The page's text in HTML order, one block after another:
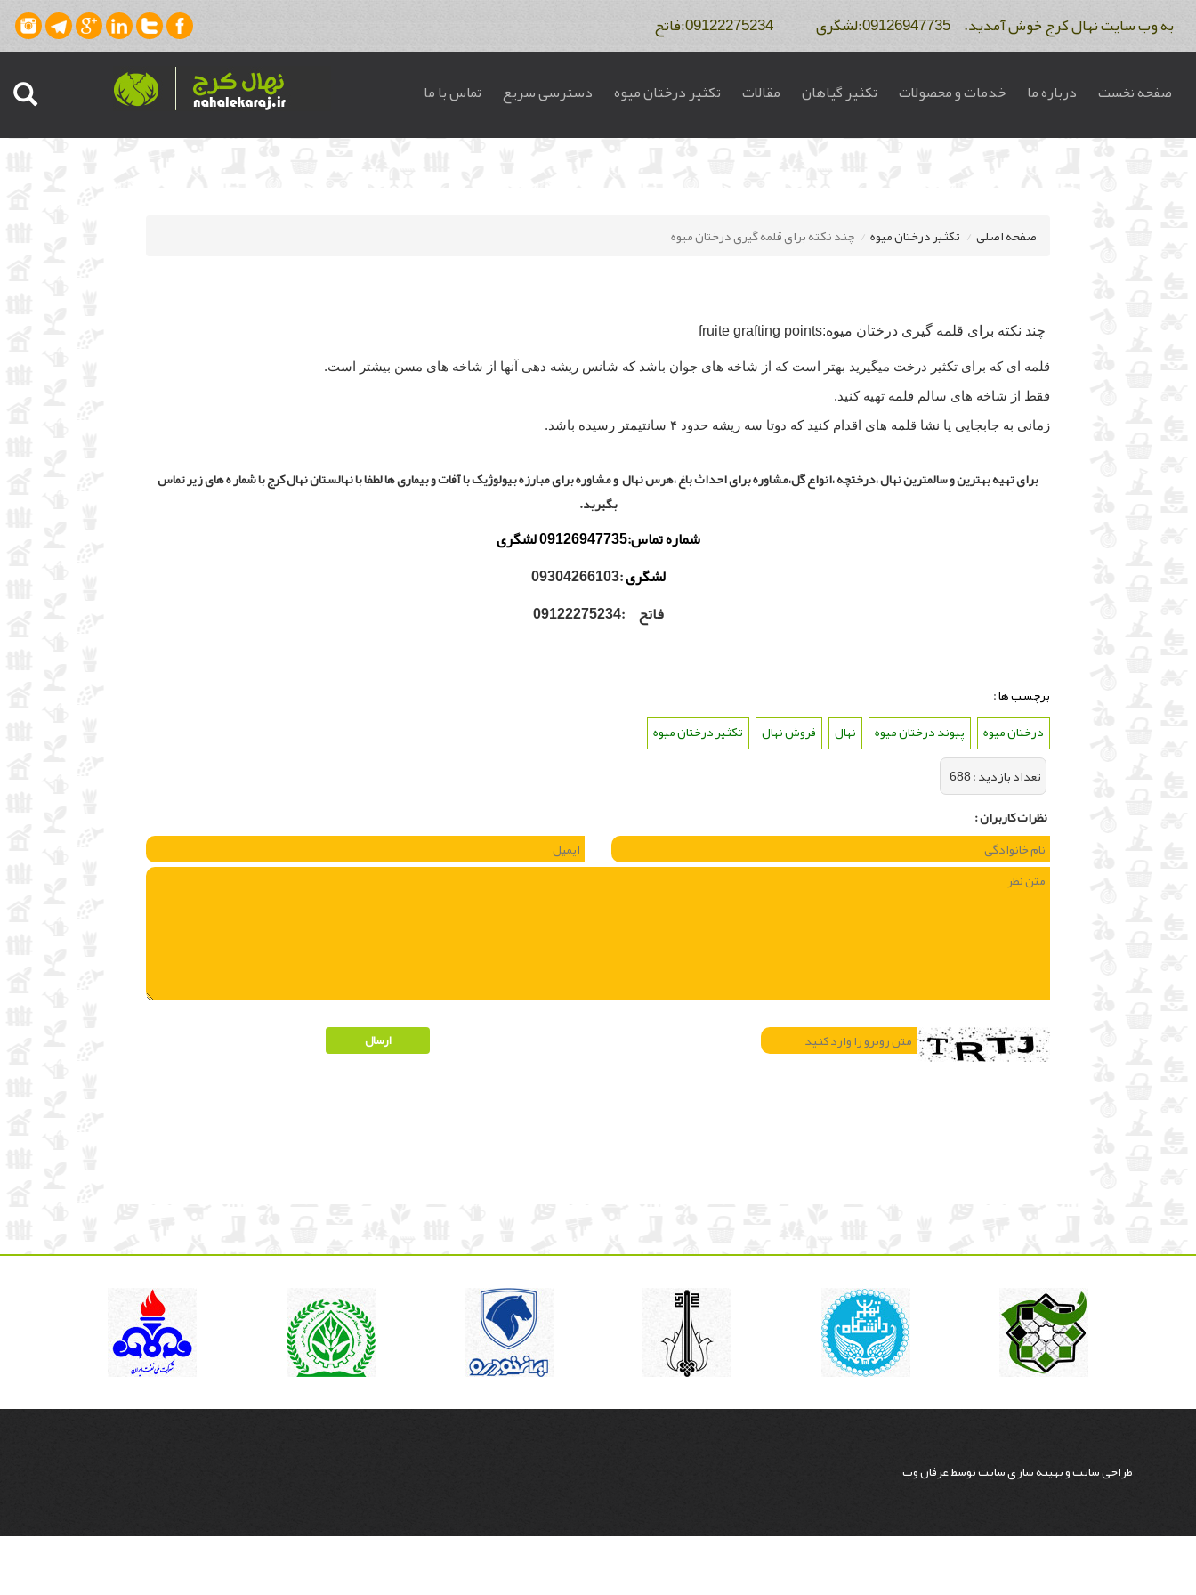
به وب سایت نهال کرج خوش آمدید. 09126947735:لشگری 09122275234:فاتح
صفحه نخست درباره ما خدمات و محصولات تکثیر گیاهان مقالات تکثیر درختان میوه دسترسی سریع تماس با ما
صفحه اصلی تکثیر درختان میوه چند نکته برای قلمه گیری درختان میوه
چند نکته برای قلمه گیری درختان میوه:fruite grafting points
قلمه ای که برای تکثیر درخت میگیرید بهتر است که از شاخه های جوان باشد که شانس ریشه دهی آنها از شاخه های مسن بیشتر است.
فقط از شاخه های سالم قلمه تهیه کنید.
زمانی به جابجایی یا نشا قلمه های اقدام کنید که دوتا سه ریشه حدود ۴ سانتیمتر رسیده باشد.
برای تهیه بهترین و سالمترین نهال ،درختچه ،انواع گل،مشاوره برای احداث باغ ،هرس نهال و مشاوره برای مبارزه بیولوژیک با آفات و بیماری ها لطفا با نهالستان نهال کرج با شمار ه های زیر تماس
بگیرید.
شماره تماس:09126947735 لشگری
لشگری:09304266103
فاتح :09122275234
برچسب ها :
درختان میوه
پیوند درختان میوه نهال فروش نهال
تکثیر درختان میوه
تعداد بازديد :688
نظرات كاربران :
طراحی سایتوبهینه سازی سایتتوسطعرفان وب